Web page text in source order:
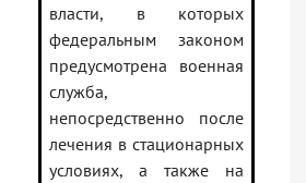
власти, в которых
федеральным законом
предусмотрена военная
служба,
непосредственно после
лечения в стационарных
условиях, а также на